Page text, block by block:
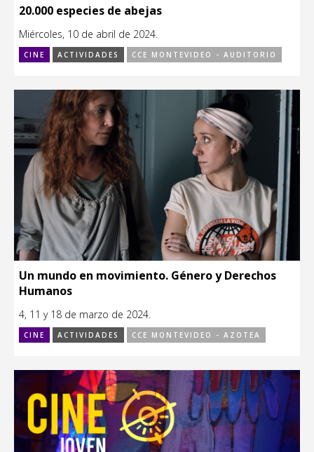
20.000 especies de abejas
Miércoles, 10 de abril de 2024.
CINE ACTIVIDADES CCE MONTEVIDEO - AUDITORIO
Un mundo en movimiento. Género y Derechos
Humanos
4, 11 y 18 de marzo de 2024.
CINE ACTIVIDADES CCE MONTEVIDEO - AZOTEA